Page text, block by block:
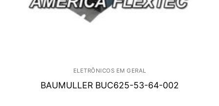
ELETRÔNICOS EM GERAL
BAUMULLER BUC625-53-64-002